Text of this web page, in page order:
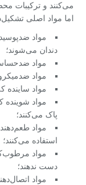
می‌کنند و ترکیبات
اما مواد اصلی
مواد
دندان می‌شوند؛
مواد
مواد
مواد ساینده
مواد شوینده
پاک می‌کنند؛
مواد
استفاده می‌کنند؛
مواد
دست ندهند؛
مواد